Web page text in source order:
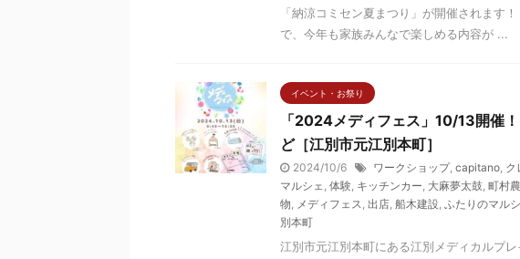
「納涼コミセン夏まつり」が開催されます
で、今年も家族みんなで楽しめる内容が ...
イベント・お祭り
「2024メディフェス」10/13開催
ど［江別市元江別本町］
2024/10/6 ワークショップ, capitano, ク
マルシェ, 体験, キッチンカー, 大麻夢太鼓, 町村
物, メディフェス, 出店, 船木建設, ふたりのマル
別本町
江別市元江別本町にある江別メディカルプ